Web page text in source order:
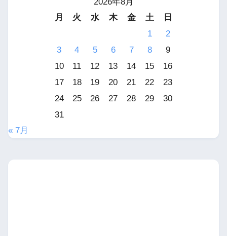
月
火 水 木 金 土
日
1
2
3
4 5 6 7 8
9
10
11 12 13 14 15
16
17
18 19 20 21 22
23
24
25 26 27 28 29
30
31
« 7月